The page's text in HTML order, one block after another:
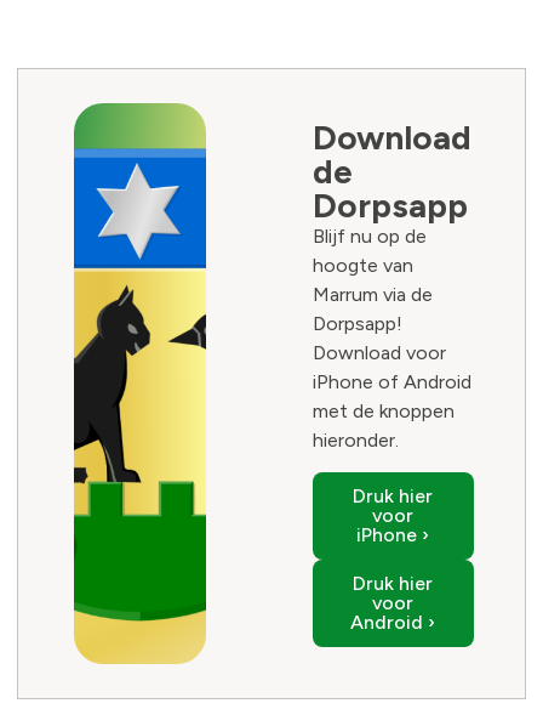
Download
de
Dorpsapp
Blijf nu op de
hoogte van
Marrum via de
Dorpsapp!
Download voor
iPhone of Android
met de knoppen
hieronder.
Druk hier
voor
iPhone ›
Druk hier
voor
Android ›